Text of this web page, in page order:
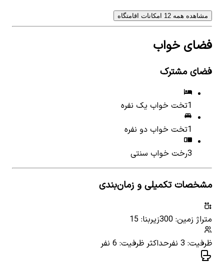
مشاهده همه 12 امکانات اقامتگاه
فضای خواب
فضای مشترک
1تخت خواب یک نفره
1تخت خواب دو نفره
3رخت خواب سنتی
مشخصات تکمیلی و زمان‌بندی
متراژ زمین: 300
زیربنا: 15
ظرفیت: 3 نفر
حداکثر ظرفیت: 6 نفر